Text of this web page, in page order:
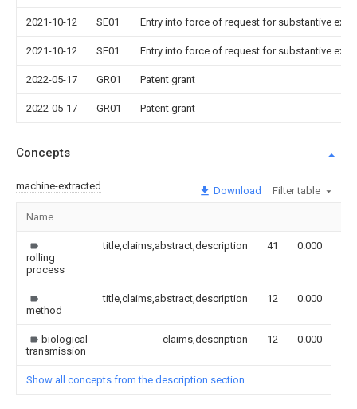
2021-10-12 SE01 Entry into force of request for substantive
2021-10-12 SE01 Entry into force of request for substantive
2022-05-17 GR01 Patent grant
2022-05-17 GR01 Patent grant
Concepts
machine-extracted Download Filter table
Name
rolling
process
title,claims,abstract,description 41 0.000
method
title,claims,abstract,description 12 0.000
biological
transmission
claims,description 12 0.000
Show all concepts from the description section